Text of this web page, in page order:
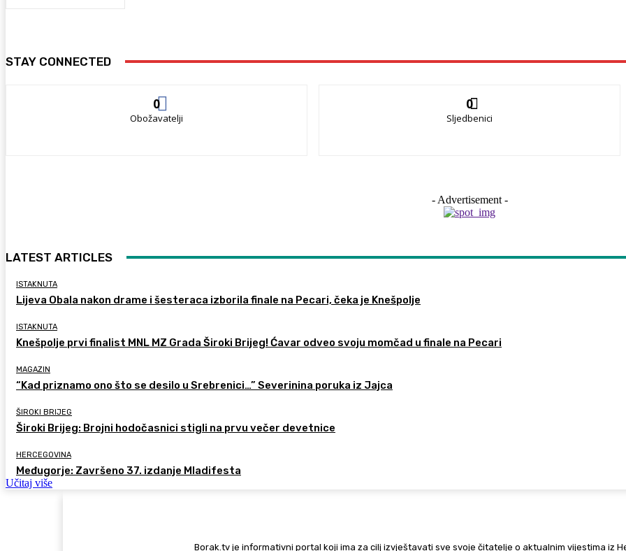
STAY CONNECTED
0
Obožavatelji
0
Sljedbenici
- Advertisement -
LATEST ARTICLES
ISTAKNUTA
Lijeva Obala nakon drame i šesteraca izborila finale na Pecari, čeka je Knešpolje
ISTAKNUTA
Knešpolje prvi finalist MNL MZ Grada Široki Brijeg! Ćavar odveo svoju momčad u finale na Pecari
MAGAZIN
“Kad priznamo ono što se desilo u Srebrenici…” Severinina poruka iz Jajca
ŠIROKI BRIJEG
Široki Brijeg: Brojni hodočasnici stigli na prvu večer devetnice
HERCEGOVINA
Međugorje: Završeno 37. izdanje Mladifesta
Učitaj više
Borak.tv je informativni portal koji ima za cilj izvještavati sve svoje čitatelje o aktualnim vijestima iz